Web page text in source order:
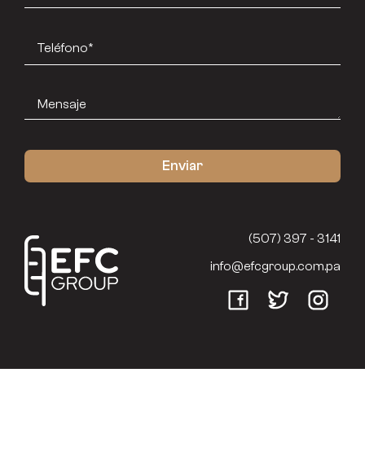
(507) 397 - 3141
info@efcgroup.com.pa